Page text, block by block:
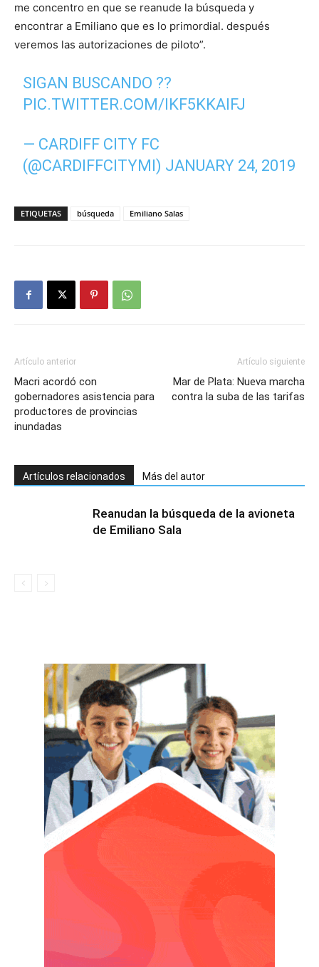
me concentro en que se reanude la búsqueda y
encontrar a Emiliano que es lo primordial. después
veremos las autorizaciones de piloto”.
SIGAN BUSCANDO ??
PIC.TWITTER.COM/IKF5KKAIFJ
— CARDIFF CITY FC
(@CARDIFFCITYMI) JANUARY 24, 2019
ETIQUETAS búsqueda Emiliano Salas
Artículo anterior
Macri acordó con
gobernadores asistencia para
productores de provincias
inundadas
Artículo siguiente
Mar de Plata: Nueva marcha
contra la suba de las tarifas
Artículos relacionados Más del autor
Reanudan la búsqueda de la avioneta
de Emiliano Sala